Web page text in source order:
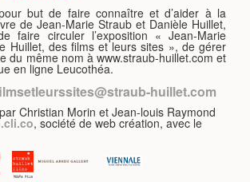
but de faire connaître et d’aider à la
de Jean-Marie Straub et Danièle Huillet,
faire circuler l’exposition « Jean-Marie
Huillet, des films et leurs sites », de gérer
du même nom à www.straub-huillet.com et
en ligne Leucothéa.
huillet.com
Christian Morin et Jean-louis Raymond
, société de web création, avec le